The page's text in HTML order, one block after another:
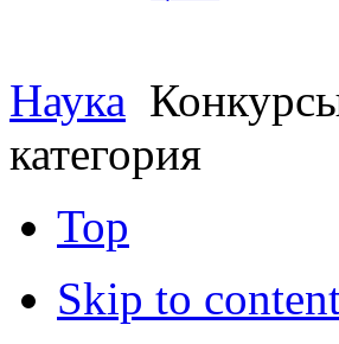
Наука
категория
Top
Skip to